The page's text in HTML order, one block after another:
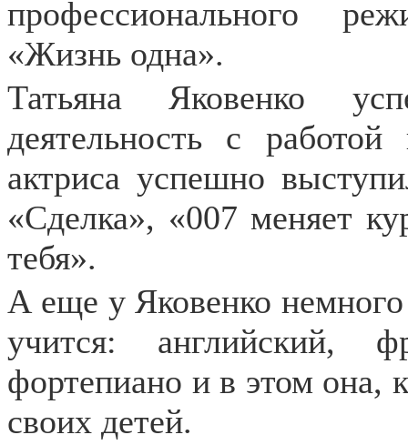
профессионального
«Жизнь одна».
Татьяна Яковенко
деятельность с работой
актриса успешно
«Сделка», «007 меняет
тебя».
А еще у Яковенко
учится: английский,
фортепиано и в этом она,
своих детей.